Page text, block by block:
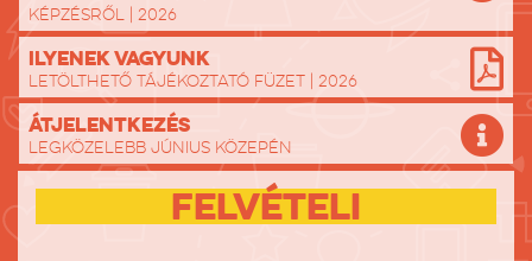
képzésről | 2026
Ilyenek vagyunk
Letölthető tájékoztató füzet | 2026
Átjelentkezés
Legközelebb június közepén
Felvételi